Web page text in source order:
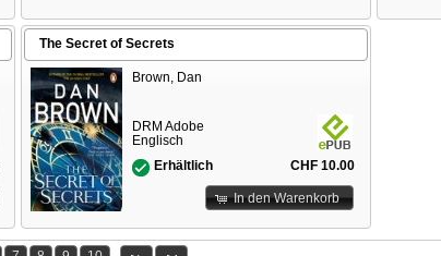
The Secret of Secrets
Brown, Dan
DRM Adobe
Englisch
Erhältlich
CHF 10.00
In den Warenkorb